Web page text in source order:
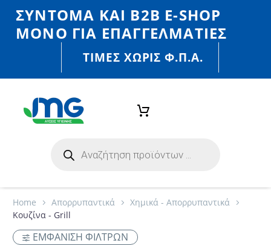
ΣΎΝΤΟΜΑ ΚΑΙ Β2Β E-SHOP
MONO ΓΙΑ ΕΠΑΓΓΕΛΜΑΤΊΕΣ
ΤΙΜΈΣ ΧΩΡΙΣ Φ.Π.Α.
Home Απορρυπαντικά
Χημικά - Απορρυπαντικά
Κουζίνα - Grill
ΕΜΦΑΝΙΣΗ ΦΙΛΤΡΩΝ